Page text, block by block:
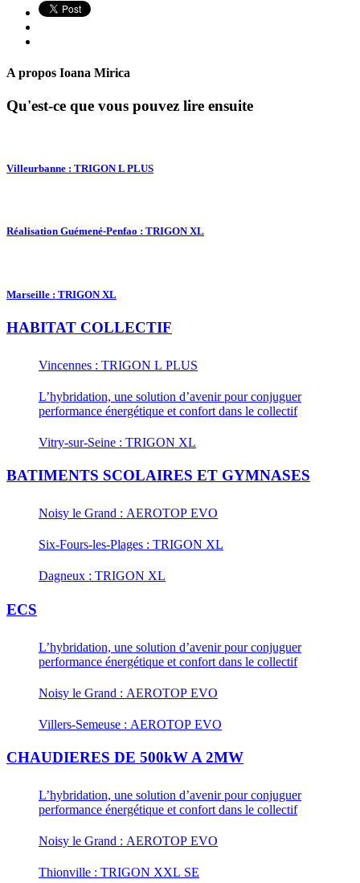
A propos Ioana Mirica
Qu'est-ce que vous pouvez lire ensuite
Villeurbanne : TRIGON L PLUS
Réalisation Guémené-Penfao : TRIGON XL
Marseille : TRIGON XL
HABITAT COLLECTIF
Vincennes : TRIGON L PLUS
L’hybridation, une solution d’avenir pour conjuguer
performance énergétique et confort dans le collectif
Vitry-sur-Seine : TRIGON XL
BATIMENTS SCOLAIRES ET GYMNASES
Noisy le Grand : AEROTOP EVO
Six-Fours-les-Plages : TRIGON XL
Dagneux : TRIGON XL
ECS
L’hybridation, une solution d’avenir pour conjuguer
performance énergétique et confort dans le collectif
Noisy le Grand : AEROTOP EVO
Villers-Semeuse : AEROTOP EVO
CHAUDIERES DE 500kW A 2MW
L’hybridation, une solution d’avenir pour conjuguer
performance énergétique et confort dans le collectif
Noisy le Grand : AEROTOP EVO
Thionville : TRIGON XXL SE